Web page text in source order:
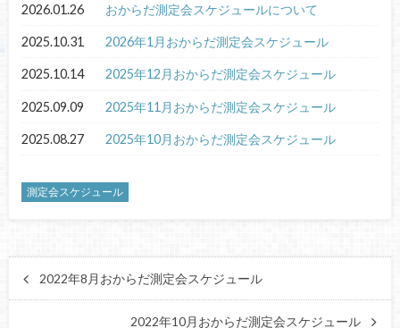
2026.01.26 おからだ測定会スケジュールについて
2025.10.31 2026年1月おからだ測定会スケジュール
2025.10.14 2025年12月おからだ測定会スケジュール
2025.09.09 2025年11月おからだ測定会スケジュール
2025.08.27 2025年10月おからだ測定会スケジュール
測定会スケジュール
2022年8月おからだ測定会スケジュール
2022年10月おからだ測定会スケジュール